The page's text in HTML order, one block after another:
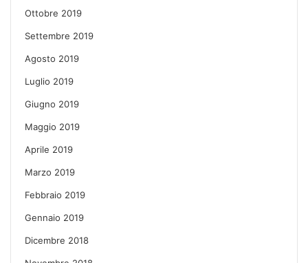
Ottobre 2019
Settembre 2019
Agosto 2019
Luglio 2019
Giugno 2019
Maggio 2019
Aprile 2019
Marzo 2019
Febbraio 2019
Gennaio 2019
Dicembre 2018